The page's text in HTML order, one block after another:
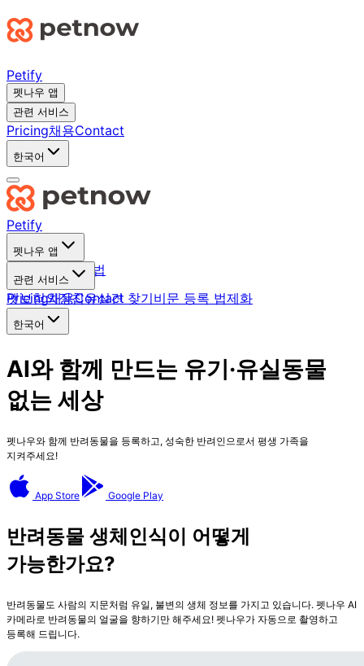
Petify
펫나우 앱
관련 서비스
Pricing채용Contact
한국어
Petify
펫나우 앱
앱 소개 앱 사용법
관련 서비스
펫보험외장칩유실견 찾기비문 등록 법제화
Pricing채용Contact
한국어
AI와 함께 만드는 유기·유실동물
없는 세상
펫나우와 함께 반려동물을 등록하고, 성숙한 반려인으로서 평생 가족을
지켜주세요!
App Store Google Play
반려동물 생체인식이 어떻게
가능한가요?
반려동물도 사람의 지문처럼 유일, 불변의 생체 정보를 가지고 있습니다. 펫나우 AI
카메라로 반려동물의 얼굴을 향하기만 해주세요! 펫나우가 자동으로 촬영하고
등록해 드립니다.